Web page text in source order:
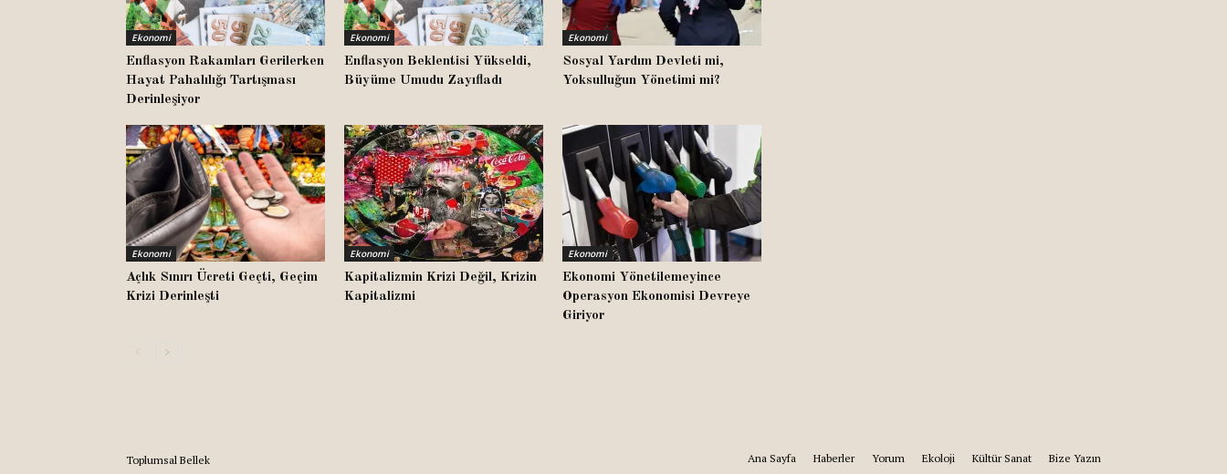
Ekonomi
Enflasyon Rakamları Gerilerken
Hayat Pahalılığı Tartışması
Derinleşiyor
Ekonomi
Enflasyon Beklentisi Yükseldi,
Büyüme Umudu Zayıfladı
Ekonomi
Sosyal Yardım Devleti mi,
Yoksulluğun Yönetimi mi?
Ekonomi
Açlık Sınırı Ücreti Geçti, Geçim
Krizi Derinleşti
Ekonomi
Kapitalizmin Krizi Değil, Krizin
Kapitalizmi
Ekonomi
Ekonomi Yönetilemeyince
Operasyon Ekonomisi Devreye
Giriyor
Ana Sayfa Haberler Yorum Ekoloji Kültür Sanat Bize Yazın
Toplumsal Bellek